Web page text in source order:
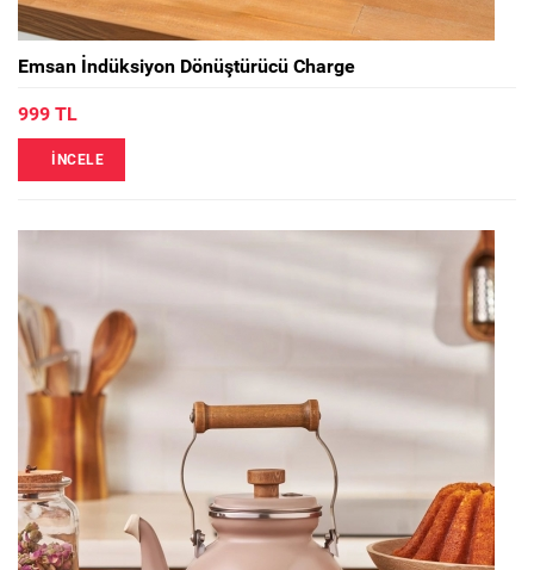
Emsan İndüksiyon Dönüştürücü Charge
999 TL
İNCELE